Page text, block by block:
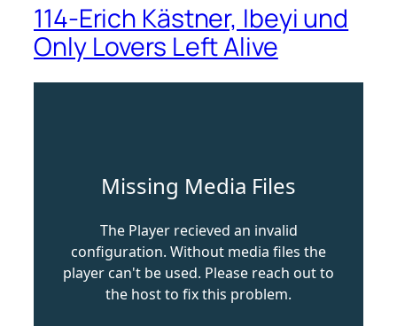
114-Erich Kästner, Ibeyi und
Only Lovers Left Alive